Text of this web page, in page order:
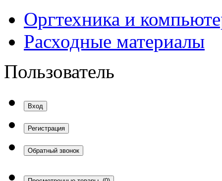
Оргтехника и
Расходные материалы
Пользователь
Вход
Регистрация
Обратный звонок